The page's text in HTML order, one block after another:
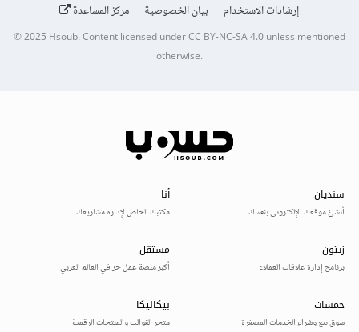
إرشادات الاستخدام
بيان الخصوصية مركز المساعدة
© 2025Hsoub.Content licensed underCC BY-NC-SA 4.0unless mentioned
otherwise.